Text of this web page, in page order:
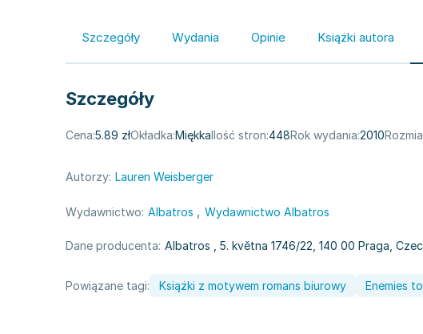
Szczegóły Wydania Opinie Książki autora
Szczegóły
Cena:5.89 złOkładka:MiękkaIlość stron:448Rok wydania:2010
Autorzy: Lauren Weisberger
Wydawnictwo: Albatros , Wydawnictwo Albatros
Dane producenta: Albatros , 5. května 1746/22, 140 00 Praga,
Powiązane tagi: Książki z motywem romans biurowy Enemies